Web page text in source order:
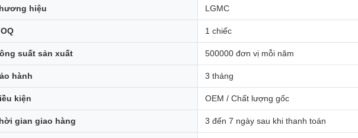
hiệu LGMC
1 chiếc
suất sản xuất 500000 đơn vị mỗi năm
hành 3 tháng
kiện OEM / Chất lượng gốc
gian giao hàng 3 đến 7 ngày sau khi thanh toán